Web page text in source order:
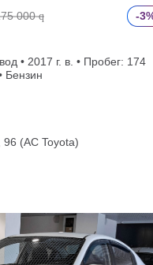
000 q
-
• 2017 г. в. • Пробег: 174
Бензин
96 (АС Toyota)